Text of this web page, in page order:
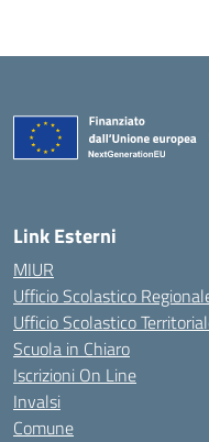
Link Esterni
MIUR
Ufficio Scolastico
Ufficio Scolastico
Scuola in Chiaro
Iscrizioni On Line
Invalsi
Comune